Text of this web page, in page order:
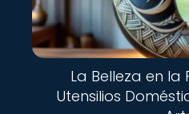
La Belleza en la
Utensilios